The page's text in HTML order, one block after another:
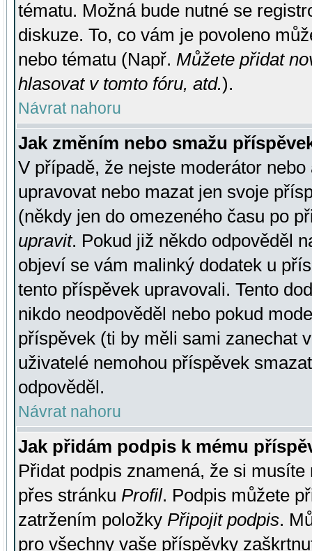
tématu. Možná bude nutné se
diskuze. To, co vám je povoleno
nebo tématu (Např. Můžete přidat
hlasovat v tomto fóru, atd.).
Návrat nahoru
Jak změním nebo smažu
V případě, že nejste moderátor
upravovat nebo mazat jen svoje
(někdy jen do omezeného času po
upravit. Pokud již někdo odpověděl
objeví se vám malinký dodatek u
tento příspěvek upravovali. Tento
nikdo neodpověděl nebo pokud
příspěvek (ti by měli sami zanechat
uživatelé nemohou příspěvek
odpověděl.
Návrat nahoru
Jak přidám podpis k mému
Přidat podpis znamená, že si
přes stránku Profil. Podpis můžete
zatržením položky Připojit podpis.
pro všechny vaše příspěvky